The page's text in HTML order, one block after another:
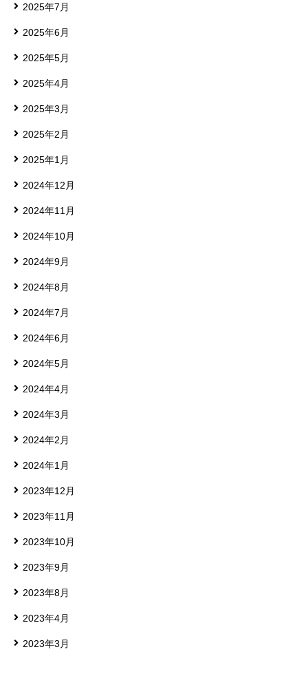
2025年7月
2025年6月
2025年5月
2025年4月
2025年3月
2025年2月
2025年1月
2024年12月
2024年11月
2024年10月
2024年9月
2024年8月
2024年7月
2024年6月
2024年5月
2024年4月
2024年3月
2024年2月
2024年1月
2023年12月
2023年11月
2023年10月
2023年9月
2023年8月
2023年4月
2023年3月